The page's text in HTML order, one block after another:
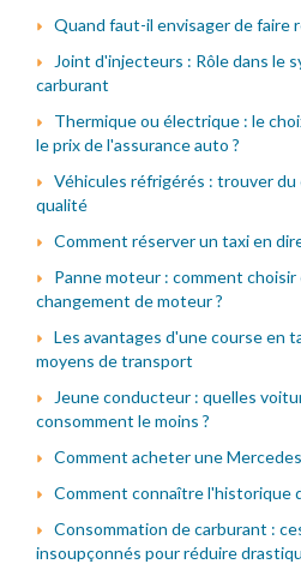
Quand faut-il envisager de faire
Joint d'injecteurs : Rôle dans le
carburant
Thermique ou électrique : le
le prix de l'assurance auto ?
Véhicules réfrigérés : trouver
qualité
Comment réserver un taxi en
Panne moteur : comment
changement de moteur ?
Les avantages d'une course en
moyens de transport
Jeune conducteur : quelles
consomment le moins ?
Comment acheter une
Comment connaître l'historique
Consommation de carburant :
insoupçonnés pour réduire